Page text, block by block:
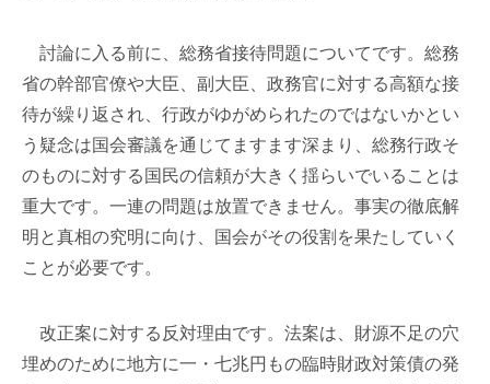
討論に入る前に、総務省接待問題についてです。総務
省の幹部官僚や大臣、副大臣、政務官に対する高額な接
待が繰り返され、行政がゆがめられたのではないかとい
う疑念は国会審議を通じてますます深まり、総務行政そ
のものに対する国民の信頼が大きく揺らいでいることは
重大です。一連の問題は放置できません。事実の徹底解
明と真相の究明に向け、国会がその役割を果たしていく
ことが必要です。
改正案に対する反対理由です。法案は、財源不足の穴
埋めのために地方に一・七兆円もの臨時財政対策債の発